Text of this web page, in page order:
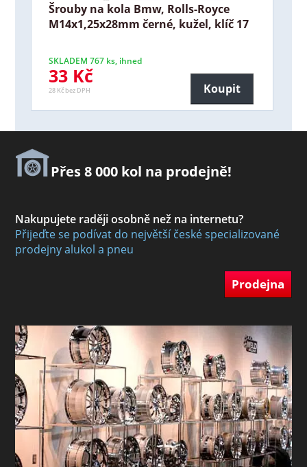
Šrouby na kola Bmw, Rolls-Royce
M14x1,25x28mm černé, kužel, klíč 17
SKLADEM 767 ks, ihned
33 Kč
28 Kč bez DPH Koupit
Přes 8 000 kol na prodejně!
Nakupujete raději osobně než na internetu?
Přijeďte se podívat do největší české specializované
prodejny alukol a pneu
Prodejna